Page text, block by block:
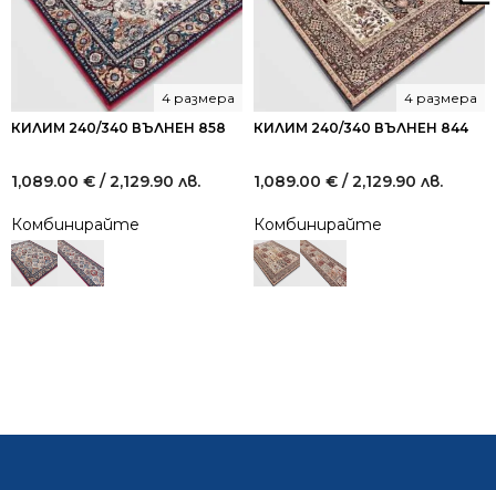
КИЛИМ 240/340 ВЪЛНЕН 858
4 размера
1,089.00 € / 2,129.90 лв.
Комбинирайте
КИЛИМ 240/340 ВЪЛНЕН 844
4 размера
1,089.00 € / 2,129.90 лв.
Комбинирайте